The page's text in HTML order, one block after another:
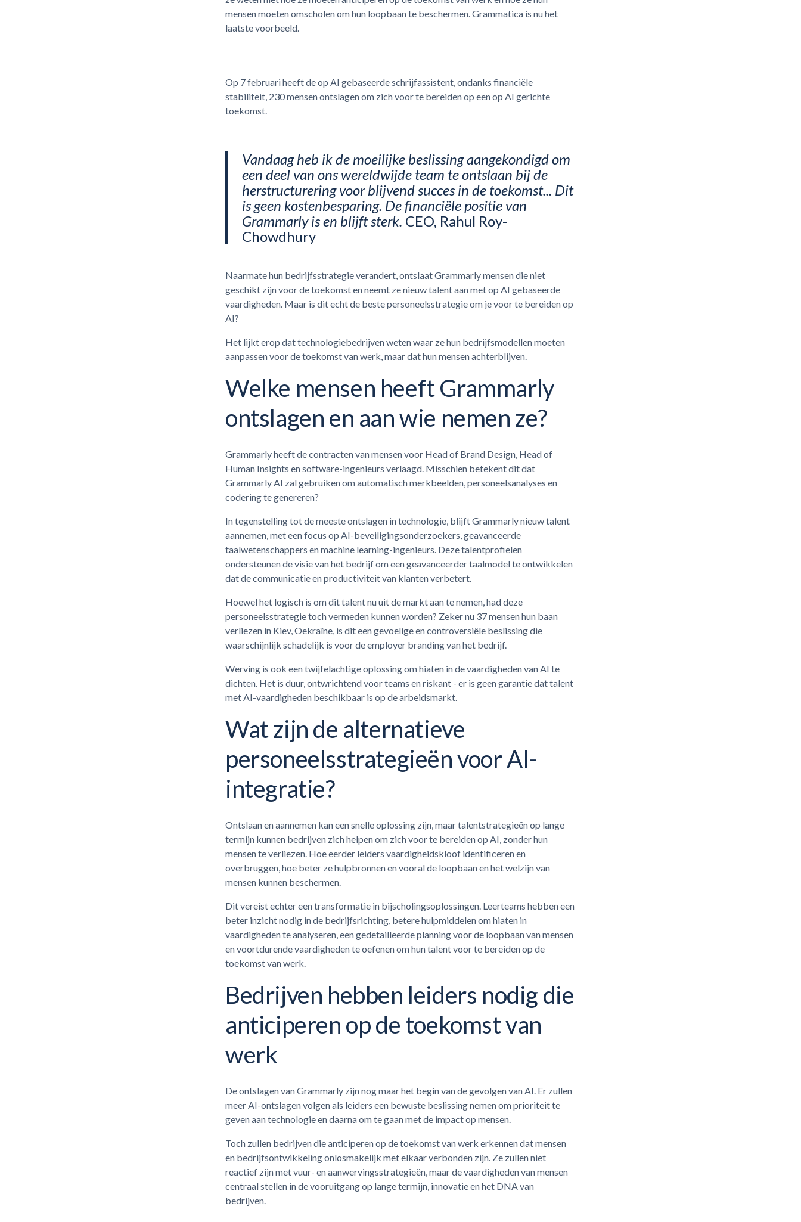
mensen moeten omscholen om hun loopbaan te beschermen. Grammatica is nu het
laatste voorbeeld.
Op 7 februari heeft de op AI gebaseerde schrijfassistent, ondanks financiële
stabiliteit, 230 mensen ontslagen om zich voor te bereiden op een op AI gerichte
toekomst.
Vandaag heb ik de moeilijke beslissing aangekondigd om
een deel van ons wereldwijde team te ontslaan bij de
herstructurering voor blijvend succes in de toekomst... Dit
is geen kostenbesparing. De financiële positie van
Grammarly is en blijft sterk. CEO, Rahul Roy-
Chowdhury
Naarmate hun bedrijfsstrategie verandert, ontslaat Grammarly mensen die niet
geschikt zijn voor de toekomst en neemt ze nieuw talent aan met op AI gebaseerde
vaardigheden. Maar is dit echt de beste personeelsstrategie om je voor te bereiden op
AI?
Het lijkt erop dat technologiebedrijven weten waar ze hun bedrijfsmodellen moeten
aanpassen voor de toekomst van werk, maar dat hun mensen achterblijven.
Welke mensen heeft Grammarly
ontslagen en aan wie nemen ze?
Grammarly heeft de contracten van mensen voor Head of Brand Design, Head of
Human Insights en software-ingenieurs verlaagd. Misschien betekent dit dat
Grammarly AI zal gebruiken om automatisch merkbeelden, personeelsanalyses en
codering te genereren?
In tegenstelling tot de meeste ontslagen in technologie, blijft Grammarly nieuw talent
aannemen, met een focus op AI-beveiligingsonderzoekers, geavanceerde
taalwetenschappers en machine learning-ingenieurs. Deze talentprofielen
ondersteunen de visie van het bedrijf om een geavanceerder taalmodel te ontwikkelen
dat de communicatie en productiviteit van klanten verbetert.
Hoewel het logisch is om dit talent nu uit de markt aan te nemen, had deze
personeelsstrategie toch vermeden kunnen worden? Zeker nu 37 mensen hun baan
verliezen in Kiev, Oekraïne, is dit een gevoelige en controversiële beslissing die
waarschijnlijk schadelijk is voor de employer branding van het bedrijf.
Werving is ook een twijfelachtige oplossing om hiaten in de vaardigheden van AI te
dichten. Het is duur, ontwrichtend voor teams en riskant - er is geen garantie dat talent
met AI-vaardigheden beschikbaar is op de arbeidsmarkt.
Wat zijn de alternatieve
personeelsstrategieën voor AI-
integratie?
Ontslaan en aannemen kan een snelle oplossing zijn, maar talentstrategieën op lange
termijn kunnen bedrijven zich helpen om zich voor te bereiden op AI, zonder hun
mensen te verliezen. Hoe eerder leiders vaardigheidskloof identificeren en
overbruggen, hoe beter ze hulpbronnen en vooral de loopbaan en het welzijn van
mensen kunnen beschermen.
Dit vereist echter een transformatie in bijscholingsoplossingen. Leerteams hebben een
beter inzicht nodig in de bedrijfsrichting, betere hulpmiddelen om hiaten in
vaardigheden te analyseren, een gedetailleerde planning voor de loopbaan van mensen
en voortdurende vaardigheden te oefenen om hun talent voor te bereiden op de
toekomst van werk.
Bedrijven hebben leiders nodig die
anticiperen op de toekomst van
werk
De ontslagen van Grammarly zijn nog maar het begin van de gevolgen van AI. Er zullen
meer AI-ontslagen volgen als leiders een bewuste beslissing nemen om prioriteit te
geven aan technologie en daarna om te gaan met de impact op mensen.
Toch zullen bedrijven die anticiperen op de toekomst van werk erkennen dat mensen
en bedrijfsontwikkeling onlosmakelijk met elkaar verbonden zijn. Ze zullen niet
reactief zijn met vuur- en aanwervingsstrategieën, maar de vaardigheden van mensen
centraal stellen in de vooruitgang op lange termijn, innovatie en het DNA van
bedrijven.